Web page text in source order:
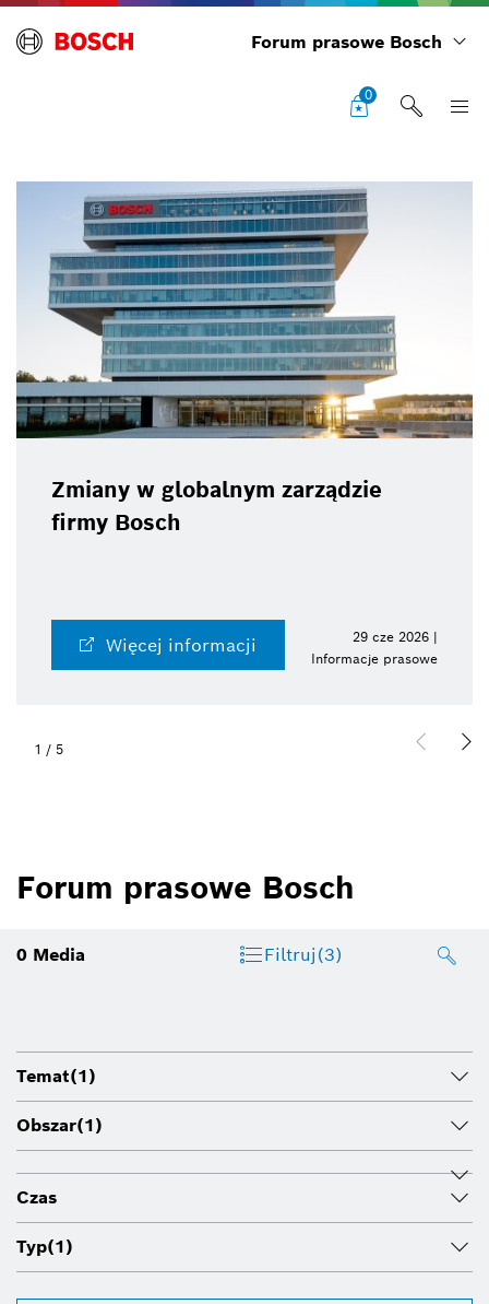
Forum prasowe Bosch
0
Zmiany w globalnym zarządzie
firmy Bosch
Więcej informacji
29 cze 2026 |
Informacje prasowe
1 / 5
Forum prasowe Bosch
0 Media Filtruj(3)
Temat(1)
Obszar(1)
Czas
Typ(1)